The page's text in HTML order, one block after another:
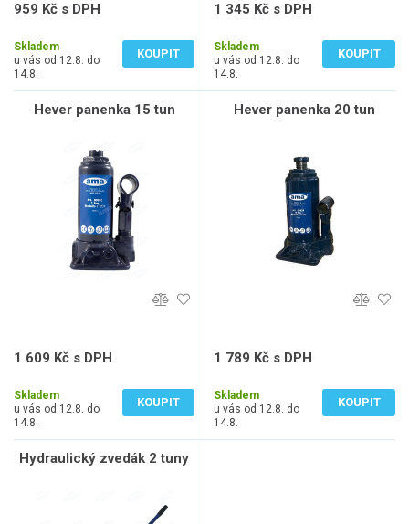
959 Kč s DPH
Skladem
u vás od 12.8. do
14.8.
KOUPIT
1 345 Kč s DPH
Skladem
u vás od 12.8. do
14.8.
KOUPIT
Hever panenka 15 tun
1 609 Kč s DPH
Skladem
u vás od 12.8. do
14.8.
KOUPIT
Hever panenka 20 tun
1 789 Kč s DPH
Skladem
u vás od 12.8. do
14.8.
KOUPIT
Hydraulický zvedák 2 tuny